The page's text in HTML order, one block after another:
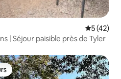
5 (42)
| Séjour paisible près de Tyler
les plus appréciés